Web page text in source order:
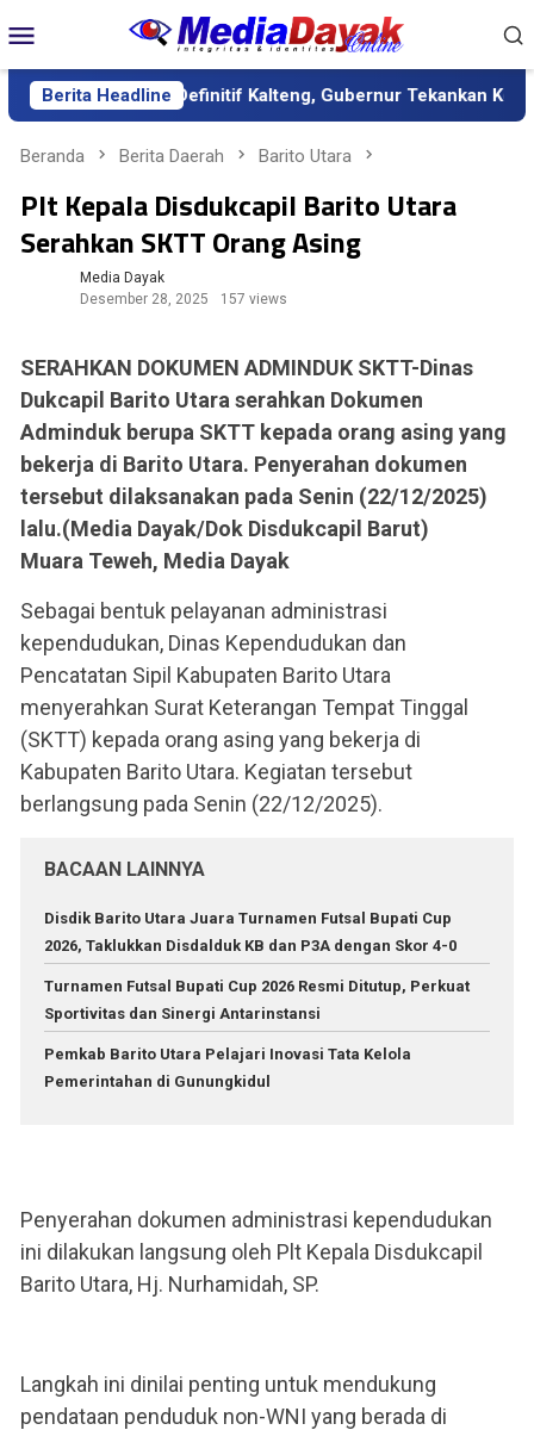
ke
kontenMobile
Berita Headline
Sekda Definitif Kalteng, Gubernur Tekankan Kerja Keras dan
Beranda Berita Daerah Barito Utara
Plt Kepala Disdukcapil Barito Utara
Serahkan SKTT Orang Asing
Media Dayak
Desember 28, 2025
157 views
SERAHKAN DOKUMEN ADMINDUK SKTT-Dinas
Dukcapil Barito Utara serahkan Dokumen
Adminduk berupa SKTT kepada orang asing yang
bekerja di Barito Utara. Penyerahan dokumen
tersebut dilaksanakan pada Senin (22/12/2025)
lalu.(Media Dayak/Dok Disdukcapil Barut)
Muara Teweh, Media Dayak
Sebagai bentuk pelayanan administrasi
kependudukan, Dinas Kependudukan dan
Pencatatan Sipil Kabupaten Barito Utara
menyerahkan Surat Keterangan Tempat Tinggal
(SKTT) kepada orang asing yang bekerja di
Kabupaten Barito Utara. Kegiatan tersebut
berlangsung pada Senin (22/12/2025).
BACAAN LAINNYA
Disdik Barito Utara Juara Turnamen Futsal Bupati Cup
2026, Taklukkan Disdalduk KB dan P3A dengan Skor 4-0
Turnamen Futsal Bupati Cup 2026 Resmi Ditutup, Perkuat
Sportivitas dan Sinergi Antarinstansi
Pemkab Barito Utara Pelajari Inovasi Tata Kelola
Pemerintahan di Gunungkidul
Penyerahan dokumen administrasi kependudukan
ini dilakukan langsung oleh Plt Kepala Disdukcapil
Barito Utara, Hj. Nurhamidah, SP.
Langkah ini dinilai penting untuk mendukung
pendataan penduduk non-WNI yang berada di